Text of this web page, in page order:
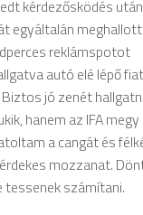
kérdezősködés után
egyáltalán
reklámspotot
autó elé lépő
jó zenét hallgatni
hanem az IFA
a cangát és
mozzanat.
tessenek számítani.